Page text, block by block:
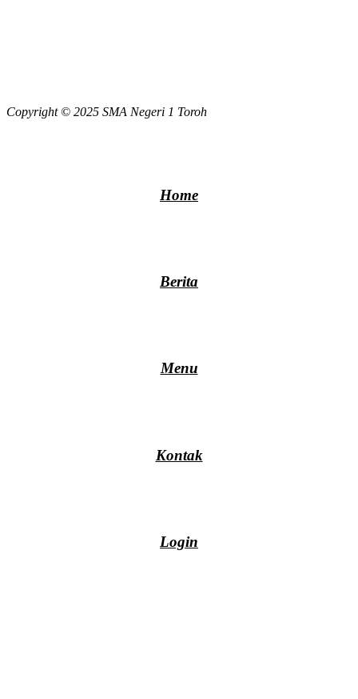
Copyright © 2025 SMA Negeri 1 Toroh
Home
Berita
Menu
Kontak
Login